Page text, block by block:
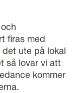
firas med
ute på lokal
så lovar vi att
kommer